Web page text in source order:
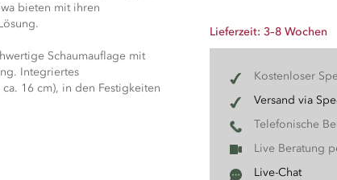
Lieferzeit: 3–8 Wochen
Kostenloser
Versand via
Telefonische
Live Beratung
Live-Chat
bieten mit ihren
Schaumauflage mit
Integriertes
16 cm), in den Festigkeiten